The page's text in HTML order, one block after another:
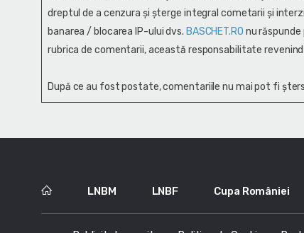
dreptul de a cenzura și şterge integral cometarii și
banarea / blocarea IP-ului dvs. BASCHET.RO nu
rubrica de comentarii, această responsabilitate
După ce au fost postate, comentariile nu mai pot fi
LNBM LNBF Cupa României